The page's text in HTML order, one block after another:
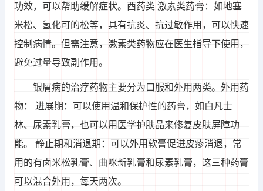
功效，可以帮助缓解症状。西药类 激素类药膏：如地塞
米松、氢化可的松等，具有抗炎、抗过敏作用，可以快速
控制病情。但需注意，激素类药物应在医生指导下使用，
避免过量导致副作用。
银屑病的治疗药物主要分为口服和外用两类。外用药
物： 进展期：可以使用温和保护性的药膏，如白凡士
林、尿素乳膏，也可以用医学护肤品来修复皮肤屏障功
能。 静止期和消退期：可以外用软膏促进皮疹消退，常
用的有卤米松乳膏、曲咪新乳膏和尿素乳膏，这三种药膏
可以混合外用，每天两次。